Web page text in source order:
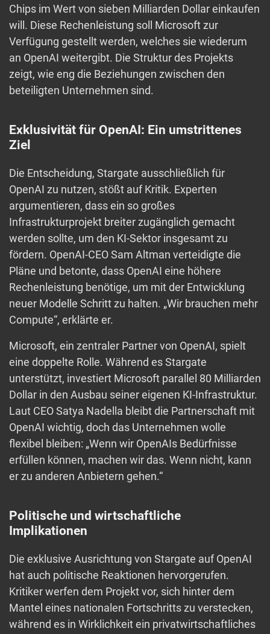
Chips im Wert von sieben Milliarden Dollar einkaufen
will. Diese Rechenleistung soll Microsoft zur
Verfügung gestellt werden, welches sie wiederum
an OpenAI weitergibt. Die Struktur des Projekts
zeigt, wie eng die Beziehungen zwischen den
beteiligten Unternehmen sind.
Exklusivität für OpenAI: Ein umstrittenes
Ziel
Die Entscheidung, Stargate ausschließlich für
OpenAI zu nutzen, stößt auf Kritik. Experten
argumentieren, dass ein so großes
Infrastrukturprojekt breiter zugänglich gemacht
werden sollte, um den KI-Sektor insgesamt zu
fördern. OpenAI-CEO Sam Altman verteidigte die
Pläne und betonte, dass OpenAI eine höhere
Rechenleistung benötige, um mit der Entwicklung
neuer Modelle Schritt zu halten. „Wir brauchen mehr
Compute“, erklärte er.
Microsoft, ein zentraler Partner von OpenAI, spielt
eine doppelte Rolle. Während es Stargate
unterstützt, investiert Microsoft parallel 80 Milliarden
Dollar in den Ausbau seiner eigenen KI-Infrastruktur.
Laut CEO Satya Nadella bleibt die Partnerschaft mit
OpenAI wichtig, doch das Unternehmen wolle
flexibel bleiben: „Wenn wir OpenAIs Bedürfnisse
erfüllen können, machen wir das. Wenn nicht, kann
er zu anderen Anbietern gehen.“
Politische und wirtschaftliche
Implikationen
Die exklusive Ausrichtung von Stargate auf OpenAI
hat auch politische Reaktionen hervorgerufen.
Kritiker werfen dem Projekt vor, sich hinter dem
Mantel eines nationalen Fortschritts zu verstecken,
während es in Wirklichkeit ein privatwirtschaftliches